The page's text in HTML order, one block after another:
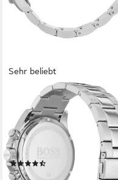
Sehr beliebt
Chronograph HERO
Quarzuhr, Herrenuhr,
Armbanduhr,
Edelstahlarmband
379,00 €